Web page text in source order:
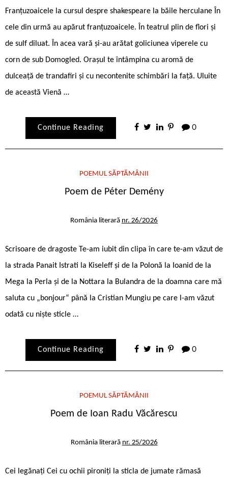
Franțuzoaicele la cursul despre shakespeare la băile herculane În
cele din urmă au apărut franțuzoaicele. În teatrul plin de flori și
de sulf diluat. În acea vară și-au arătat goliciunea viperele cu
corn de sub Domogled. Orașul te întâmpina cu aromă de
dulceață de trandafiri și cu necontenite schimbări la față. Uluite
de această Vienă …
Continue Reading 0
POEMUL SĂPTĂMÂNII
Poem de Péter Demény
România literară nr. 26/2026
Scrisoare de dragoste Te-am iubit din clipa în care te-am văzut de
la strada Panait Istrati la Kiseleff și de la Polonă la Ioanid de la
Mega la Perla și de la Nottara la Bulandra de la doamna care mă
saluta cu „bonjour“ până la Cristian Mungiu pe care l-am văzut
odată cu niște sticle …
Continue Reading 0
POEMUL SĂPTĂMÂNII
Poem de Ioan Radu Văcărescu
România literară nr. 25/2026
Cei legănați Cei cu ochii pironiți la sticla de jumate rămasă